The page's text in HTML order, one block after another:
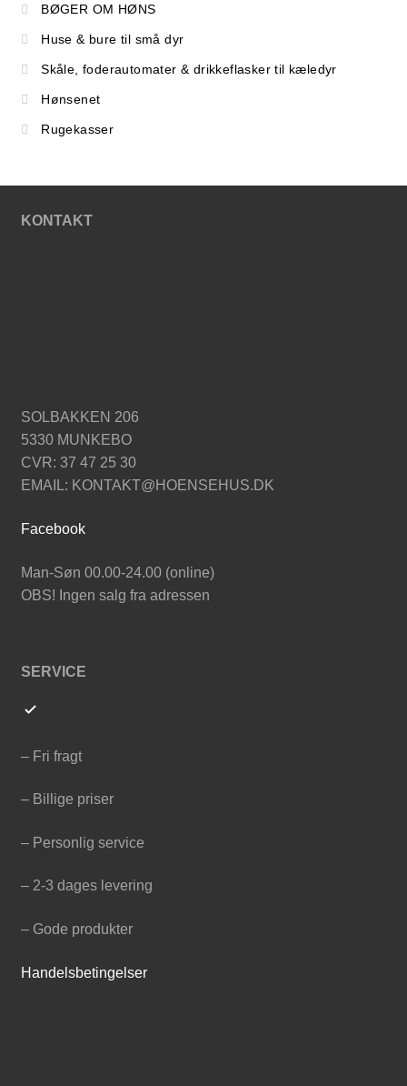
BØGER OM HØNS
Huse & bure til små dyr
Skåle, foderautomater & drikkeflasker til kæledyr
Hønsenet
Rugekasser
KONTAKT
SOLBAKKEN 206
5330 MUNKEBO
CVR: 37 47 25 30
EMAIL: KONTAKT@HOENSEHUS.DK
Facebook
Man-Søn 00.00-24.00 (online)
OBS! Ingen salg fra adressen
SERVICE
– Fri fragt
– Billige priser
– Personlig service
– 2-3 dages levering
– Gode produkter
Handelsbetingelser